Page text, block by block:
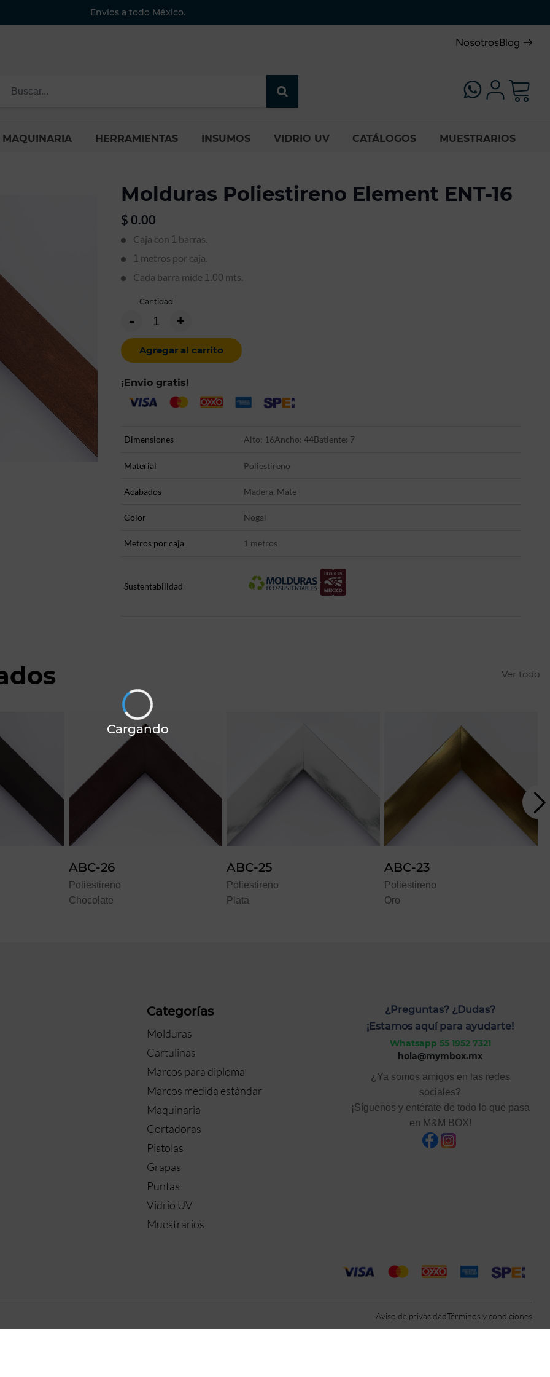
Envíos a todo México.
NosotrosBlog
MAQUINARIA HERRAMIENTAS INSUMOS VIDRIO UV CATÁLOGOS MUESTRARIOS
Molduras Poliestireno Element ENT-16
$ 0.00
Caja con 1 barras.
1 metros por caja.
Cada barra mide 1.00 mts.
Cantidad
- +
Agregar al carrito
¡Envio gratis!
Dimensiones Alto: 16Ancho: 44Batiente: 7
Material Poliestireno
Acabados Madera, Mate
Color Nogal
Metros por caja 1 metros
Sustentabilidad
Ver todo
ABC-25
Poliestireno
Plata
ABC-23
Poliestireno
ENT-17
Poliestireno
Cargando
Categorías
Molduras
Cartulinas
Marcos para diploma
Marcos medida estándar
Maquinaria
Cortadoras
Pistolas
Grapas
Puntas
Vidrio UV
Muestrarios
¿Preguntas? ¿Dudas?
¡Estamos aquí para ayudarte!
Whatsapp 55 1952 7321
hola@mymbox.mx
¿Ya somos amigos en las redes
sociales?
¡Síguenos y entérate de todo lo que pasa
en M&M BOX!
Aviso de privacidadTérminos y condiciones